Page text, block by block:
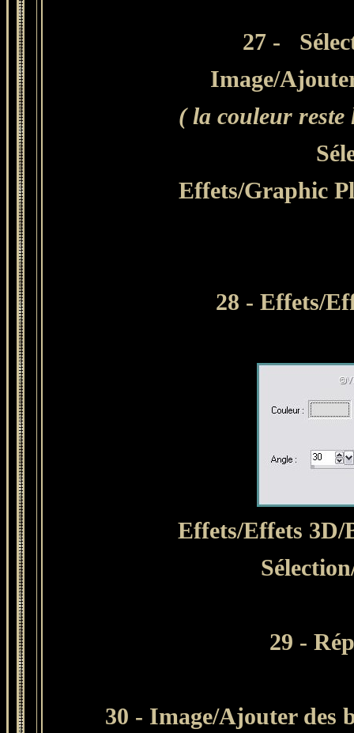
27 -
Image/
( la couleur reste
Effets/Graphic
28 - Effets/
Effets/Effets
29 -
30 - Image/Ajouter des